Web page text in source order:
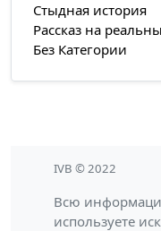
Стыдная история
Рассказ на
Без Категории
IVB © 2022
Всю
используете